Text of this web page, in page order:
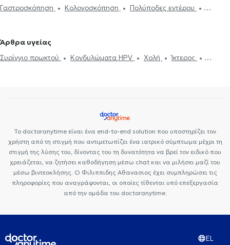
Γαστροσκόπηση
Κολονοσκόπηση
Πολύποδες εντέρου
στομάχου
Έλκος στομάχου
Ορθοσιγμοειδοσκόπηση
Ελκώδης κολίτιδα
Γαστρεντερίτιδα
Άρθρα υγείας
Συρίγγιο πρωκτού
Κονδυλώματα HPV Χολή
Ίκτερος
Το doctoranytime είναι ένα end-to-end solution που υποστηρίζει τον
χρήστη από τη στιγμή που αντιμετωπίζει ένα ιατρικό σύμπτωμα μέχρι τη
στιγμή της λύσης του, δίνοντας του τη δυνατότητα να βρεί τον ειδικό που
χρειάζεται, να ζητήσει καθοδήγηση μέσω chat και να μιλήσει μαζί του
μέσω βιντεοκλήσης. Ο Φιλιππιδης Αθανασιος έχει συμπληρώσει τις
πληροφορίες που αναγράφονται, οι οποίες τίθενται υπό επεξεργασία
από την ομάδα του doctoranytime.
EL